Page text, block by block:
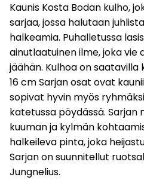
Kaunis Kosta Bodan kulho,
sarjaa, jossa halutaan
halkeamia. Puhalletussa
ainutlaatuinen ilme, joka vie
jäähän. Kulhoa on saatavilla
16 cm Sarjan osat ovat
sopivat hyvin myös
katetussa pöydässä. Sarjan
kuuman ja kylmän
halkeileva pinta, joka
Sarjan on suunnitellut
Jungnelius.